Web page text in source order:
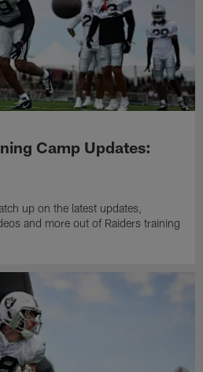
Camp Updates:
up on the latest updates,
and more out of Raiders training